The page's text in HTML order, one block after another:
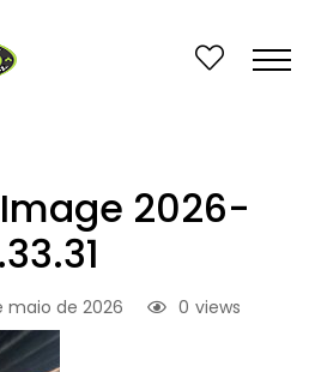
2026-
maio de 2026 views
0